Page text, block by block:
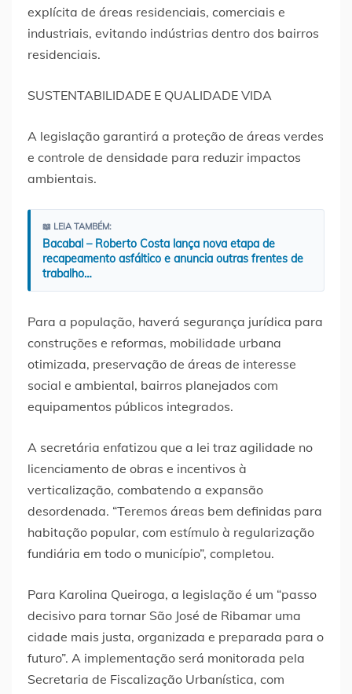
explícita de áreas residenciais, comerciais e
industriais, evitando indústrias dentro dos bairros
residenciais.
SUSTENTABILIDADE E QUALIDADE VIDA
A legislação garantirá a proteção de áreas verdes
e controle de densidade para reduzir impactos
ambientais.
📖 LEIA TAMBÉM:
Bacabal – Roberto Costa lança nova etapa de
recapeamento asfáltico e anuncia outras frentes de
trabalho…
Para a população, haverá segurança jurídica para
construções e reformas, mobilidade urbana
otimizada, preservação de áreas de interesse
social e ambiental, bairros planejados com
equipamentos públicos integrados.
A secretária enfatizou que a lei traz agilidade no
licenciamento de obras e incentivos à
verticalização, combatendo a expansão
desordenada. “Teremos áreas bem definidas para
habitação popular, com estímulo à regularização
fundiária em todo o município”, completou.
Para Karolina Queiroga, a legislação é um “passo
decisivo para tornar São José de Ribamar uma
cidade mais justa, organizada e preparada para o
futuro”. A implementação será monitorada pela
Secretaria de Fiscalização Urbanística, com